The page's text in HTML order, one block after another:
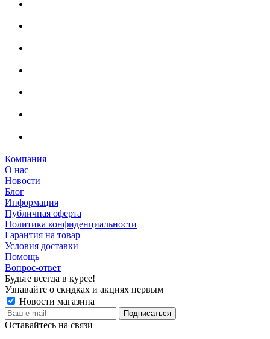
Компания
О нас
Новости
Блог
Информация
Публичная оферта
Политика конфиденциальности
Гарантия на товар
Условия доставки
Помощь
Вопрос-ответ
Будьте всегда в курсе!
Узнавайте о скидках и акциях первым
Новости магазина
Оставайтесь на связи